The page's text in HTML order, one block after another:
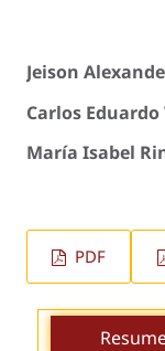
Jeison
Carlos
María Isabel
PDF